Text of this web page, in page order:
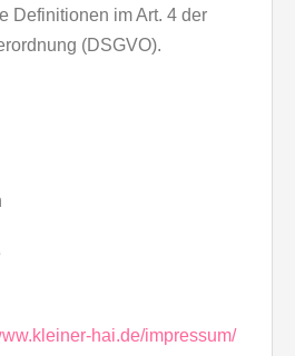
Definitionen im Art. 4 der
(DSGVO).
hai.de/impressum/